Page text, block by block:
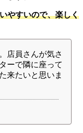
やすいので、楽しく
店員さんが気さ
ーで隣に座って
来たいと思いま